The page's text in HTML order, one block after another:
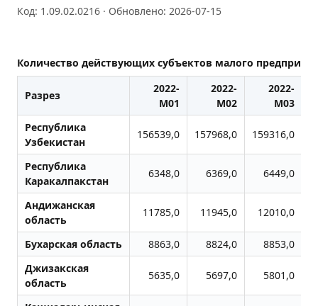
Код: 1.09.02.0216 · Обновлено: 2026-07-15
Количество действующих субъектов малого
Разрез
2022-
M01
2022-
M02
2022-
M03
Республика
Узбекистан
156539,0 157968,0 159316,0
Республика
Каракалпакстан
6348,0 6369,0 6449,0
Андижанская
область
11785,0 11945,0 12010,0
Бухарская область 8863,0 8824,0
8853,0
Джизакская
область
5635,0 5697,0 5801,0